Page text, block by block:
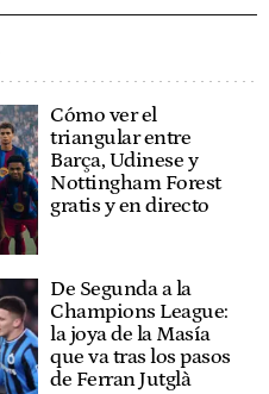
Cómo ver el
triangular entre
Barça, Udinese y
Nottingham Forest
gratis y en directo
De Segunda a la
Champions League:
la joya de la Masía
que va tras los pasos
de Ferran Jutglà